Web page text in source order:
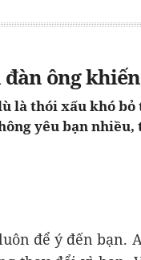
ông
là thói xấu khó bỏ
yêu bạn
để ý đến bạn.